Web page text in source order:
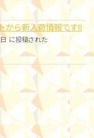
から新入荷情報です!!
に投稿された